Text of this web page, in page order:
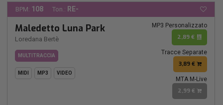
BPM: 108 Ton.: RE-
Maledetto Luna Park
Loredana Bertè
MULTITRACCIA
MIDI MP3 VIDEO
MP3 Personalizzato
2,89 €
Tracce Separate
3,89 €
MTA M-Live
2,99 €